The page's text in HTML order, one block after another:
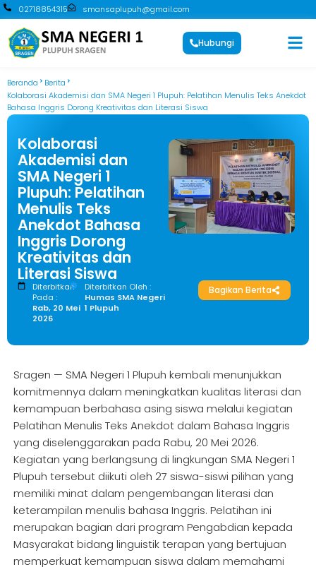
02718854315 smansaplupuh@gmail.com
Hubungi
Beranda
Berita
Kolaborasi Akademisi dan SMA Negeri 1 Plupuh: Pelatihan Menulis Teks Anekdot
Bahasa Inggris Dorong Kreativitas dan Literasi Siswa
Kolaborasi
Akademisi dan
SMA Negeri 1
Plupuh: Pelatihan
Menulis Teks
Anekdot Bahasa
Inggris Dorong
Kreativitas dan
Literasi Siswa
Diterbitkan
Pada :
Rab, 20 Mei
2026
Diterbitkan Oleh :
Humas SMA Negeri
1 Plupuh
Bagikan Berita
Sragen — SMA Negeri 1 Plupuh kembali menunjukkan
komitmennya dalam meningkatkan kualitas literasi dan
kemampuan berbahasa asing siswa melalui kegiatan
Pelatihan Menulis Teks Anekdot dalam Bahasa Inggris
yang diselenggarakan pada Rabu, 20 Mei 2026.
Kegiatan yang berlangsung di lingkungan SMA Negeri 1
Plupuh tersebut diikuti oleh 27 siswa-siswi pilihan yang
memiliki minat dalam pengembangan literasi dan
keterampilan menulis bahasa Inggris. Pelatihan ini
merupakan bagian dari program Pengabdian kepada
Masyarakat bidang linguistik terapan yang bertujuan
memperkuat kemampuan siswa dalam memahami